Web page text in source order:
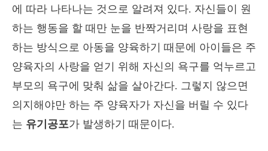
에 따라 나타나는 것으로 알려져 있다. 자신들이 원
하는 행동을 할 때만 눈을 반짝거리며 사랑을 표현
하는 방식으로 아동을 양육하기 때문에 아이들은 주
양육자의 사랑을 얻기 위해 자신의 욕구를 억누르고
부모의 욕구에 맞춰 삶을 살아간다. 그렇지 않으면
의지해야만 하는 주 양육자가 자신을 버릴 수 있다
는 유기공포가 발생하기 때문이다.